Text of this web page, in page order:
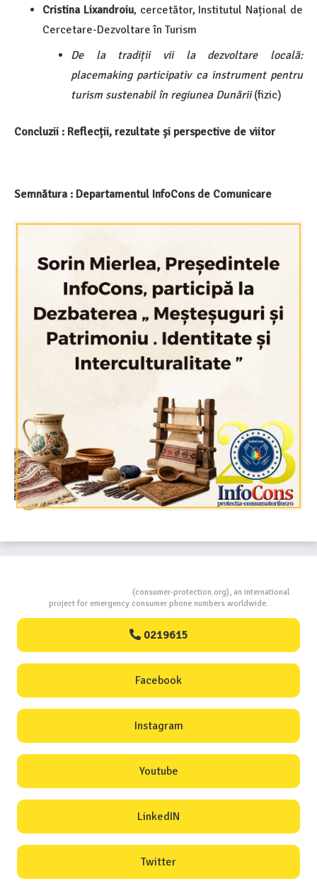
Cristina Lixandroiu, cercetător, Institutul Național de
Cercetare-Dezvoltare în Turism
De la tradiții vii la dezvoltare locală:
placemaking participativ ca instrument pentru
turism sustenabil în regiunea Dunării(fizic)
Concluzii : Reflecții, rezultate și perspective de viitor
Semnătura : Departamentul InfoCons de Comunicare
(consumer-protection.org), an international
project for emergency consumer phone numbers worldwide.
0219615
Facebook
Instagram
Youtube
LinkedIN
Twitter